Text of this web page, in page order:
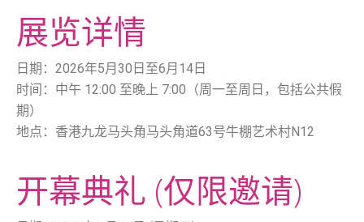
展览详情
日期：2026年5月30日至6月14日
时间：中午 12:00 至晚上 7:00（周一至周日，包括公共假
期）
地点：香港九龙马头角马头角道63号牛棚艺术村N12
开幕典礼 (仅限邀请)